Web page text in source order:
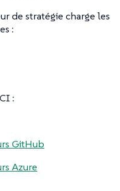
de stratégie charge les
:
:
GitHub
Azure